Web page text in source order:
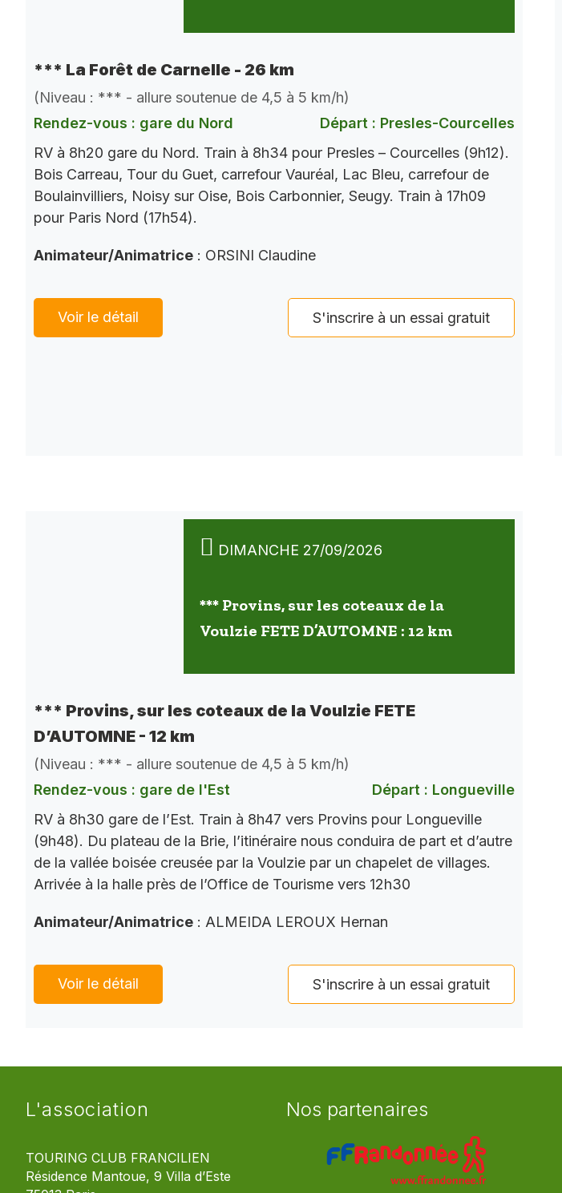
*** La Forêt de Carnelle - 26 km
(Niveau : *** - allure soutenue de 4,5 à 5 km/h)
Rendez-vous : gare du Nord
Départ : Presles-Courcelles
RV à 8h20 gare du Nord. Train à 8h34 pour Presles – Courcelles (9h12).
Bois Carreau, Tour du Guet, carrefour Vauréal, Lac Bleu, carrefour de
Boulainvilliers, Noisy sur Oise, Bois Carbonnier, Seugy. Train à 17h09
pour Paris Nord (17h54).
Animateur/Animatrice : ORSINI Claudine
Voir le détail S'inscrire à un essai gratuit
DIMANCHE 27/09/2026
*** Provins, sur les coteaux de la
Voulzie FETE D’AUTOMNE : 12 km
*** Provins, sur les coteaux de la Voulzie FETE
D’AUTOMNE - 12 km
(Niveau : *** - allure soutenue de 4,5 à 5 km/h)
Rendez-vous : gare de l'Est
Départ : Longueville
RV à 8h30 gare de l’Est. Train à 8h47 vers Provins pour Longueville
(9h48). Du plateau de la Brie, l’itinéraire nous conduira de part et d’autre
de la vallée boisée creusée par la Voulzie par un chapelet de villages.
Arrivée à la halle près de l’Office de Tourisme vers 12h30
Animateur/Animatrice : ALMEIDA LEROUX Hernan
Voir le détail S'inscrire à un essai gratuit
L'association
TOURING CLUB FRANCILIEN
Résidence Mantoue, 9 Villa d’Este
Nos partenaires